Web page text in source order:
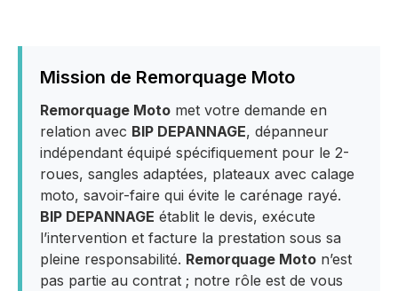
Mission de Remorquage Moto
Remorquage Moto met votre demande en
relation avec BIP DEPANNAGE, dépanneur
indépendant équipé spécifiquement pour le 2-
roues, sangles adaptées, plateaux avec calage
moto, savoir-faire qui évite le carénage rayé.
BIP DEPANNAGE établit le devis, exécute
l’intervention et facture la prestation sous sa
pleine responsabilité. Remorquage Moto n’est
pas partie au contrat ; notre rôle est de vous